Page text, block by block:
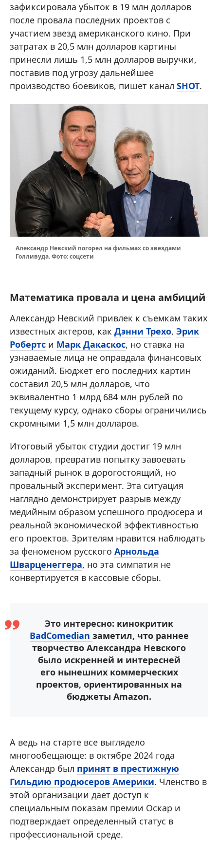
зафиксировала убыток в 19 млн долларов
после провала последних проектов с
участием звезд американского кино. При
затратах в 20,5 млн долларов картины
принесли лишь 1,5 млн долларов выручки,
поставив под угрозу дальнейшее
производство боевиков, пишет канал SHOT.
Александр Невский погорел на фильмах со звездами
Голливуда. Фото: соцсети
Математика провала и цена амбиций
Александр Невский привлек к съемкам таких
известных актеров, как Дэнни Трехо, Эрик
Робертс и Марк Дакаскос, но ставка на
узнаваемые лица не оправдала финансовых
ожиданий. Бюджет его последних картин
составил 20,5 млн долларов, что
эквивалентно 1 млрд 684 млн рублей по
текущему курсу, однако сборы ограничились
скромными 1,5 млн долларов.
Итоговый убыток студии достиг 19 млн
долларов, превратив попытку завоевать
западный рынок в дорогостоящий, но
провальный эксперимент. Эта ситуация
наглядно демонстрирует разрыв между
медийным образом успешного продюсера и
реальной экономической эффективностью
его проектов. Зрителям нравится наблюдать
за феноменом русского Арнольда
Шварценеггера, но эта симпатия не
конвертируется в кассовые сборы.
Это интересно: кинокритик
BadComedian заметил, что раннее
творчество Александра Невского
было искренней и интересней
его нынешних коммерческих
проектов, ориентированных на
бюджеты Amazon.
А ведь на старте все выглядело
многообещающе: в октябре 2024 года
Александр был принят в престижную
Гильдию продюсеров Америки. Членство в
этой организации дает доступ к
специальным показам премии Оскар и
подтверждает определенный статус в
профессиональной среде.